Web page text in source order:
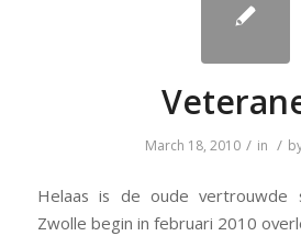
March 18, 2010 / in /
Helaas is de oude vertrouwde
Zwolle begin in februari 2010